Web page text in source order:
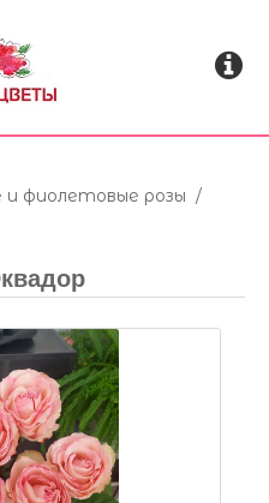
и фиолетовые розы /